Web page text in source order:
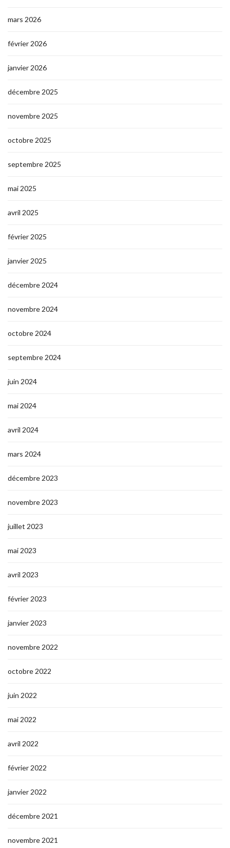
mars 2026
février 2026
janvier 2026
décembre 2025
novembre 2025
octobre 2025
septembre 2025
mai 2025
avril 2025
février 2025
janvier 2025
décembre 2024
novembre 2024
octobre 2024
septembre 2024
juin 2024
mai 2024
avril 2024
mars 2024
décembre 2023
novembre 2023
juillet 2023
mai 2023
avril 2023
février 2023
janvier 2023
novembre 2022
octobre 2022
juin 2022
mai 2022
avril 2022
février 2022
janvier 2022
décembre 2021
novembre 2021